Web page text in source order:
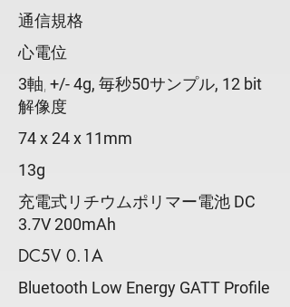
通信規格
​心電位​
3軸, +/- 4g, 毎秒50サンプル, 12 bit
解像度
74 x 24 x 11mm
13g
充電式リチウムポリマー電池 DC
3.7V 200mAh
DC5V 0.1A
Bluetooth Low Energy GATT Profile